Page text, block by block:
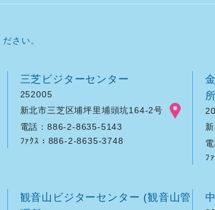
さい。
三芝ビジターセンター
252005
新北市三芝区埔坪里埔頭坑164-2号
電話：886-2-8635-5143
ﾌｧｸｽ：886-2-8635-3748
ﾌ
観音山ビジターセンター (観音山管